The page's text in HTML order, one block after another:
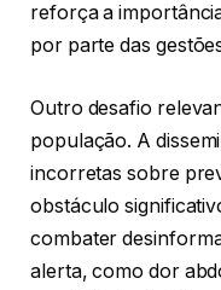
reforça a
por parte das
Outro desafio
população. A
incorretas sobre
obstáculo
combater
alerta, como dor